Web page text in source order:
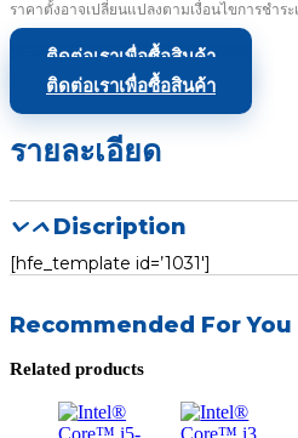
ราคาตั้งอาจเปลี่ยนแปลงตามเงื่อนไขการชำร
ติดต่อเราเพื่อซื้อสินค้า
ติดต่อเราเพื่อซื้อสินค้า
รายละเอียด
Discription
[hfe_template id=’1031′]
Recommended For You
Related products